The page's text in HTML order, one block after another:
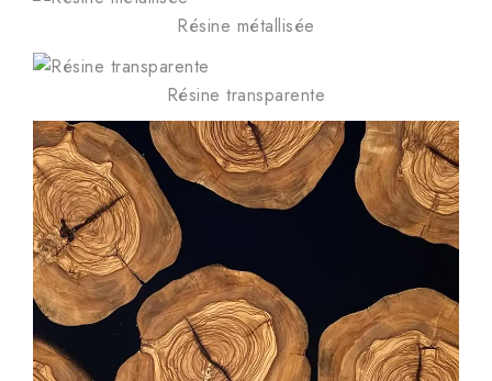
Résine métallisée
Résine transparente